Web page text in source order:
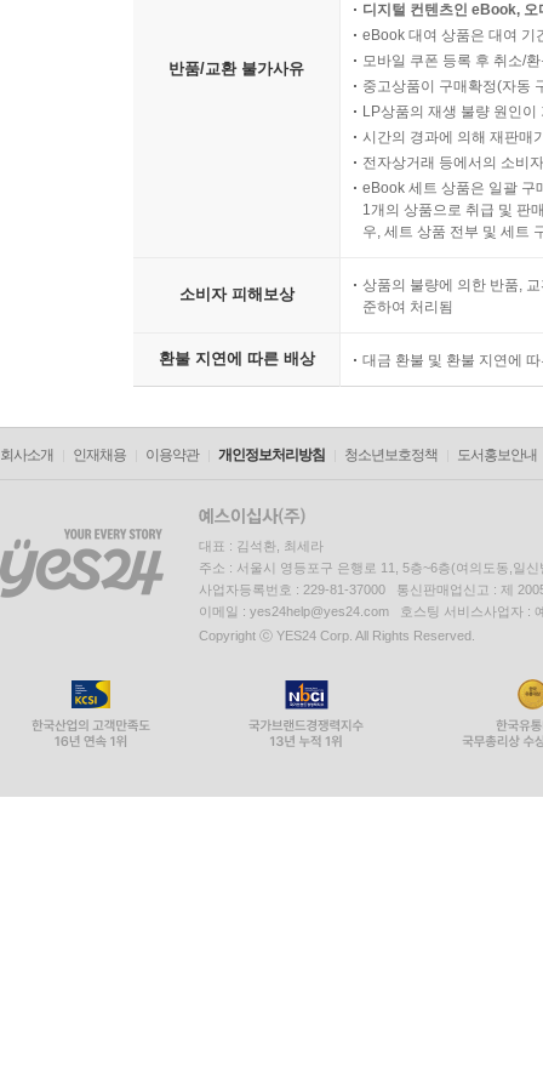
반품/교환 불가사유
디지털 컨텐츠인 eBook,
eBook 대여 상품은 대여 기
모바일 쿠폰 등록 후 취소/
중고상품이 구매확정(자동
LP상품의 재생 불량 원인
시간의 경과에 의해 재판매
전자상거래 등에서의 소비
eBook 세트 상품은 일괄 구
1개의 상품으로 취급 및 판
우, 세트 상품 전부 및 세트
소비자 피해보상
상품의 불량에 의한 반품,
준하여 처리됨
환불 지연에 따른 배상 대금 환불 및 환불 지연에
회사소개 인재채용 이용약관 개인정보처리방침 청소년보호정책 도서홍보안내
대표 : 김석환, 최세라
주소 : 서울시 영등포구 은행로 11, 5층~6층(여의도동,일신
사업자등록번호 : 229-81-37000 통신판매업신고 : 제
이메일 : yes24help@yes24.com 호스팅 서비스사업자 :
Copyright ⓒ YES24 Corp. All Rights Reserved.